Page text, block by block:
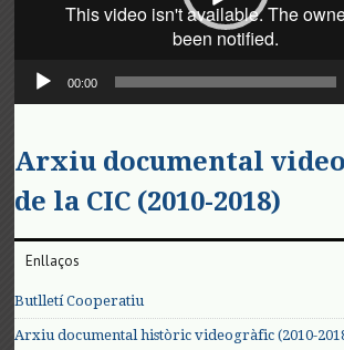
00:00
Arxiu documental
de la CIC (2010-2018)
Enllaços
Butlletí Cooperatiu
Arxiu documental històric videogràfic (2010-